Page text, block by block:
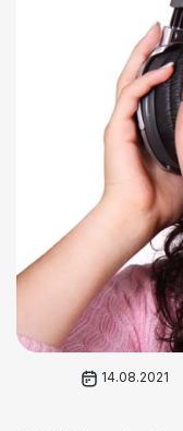
14.08.2021